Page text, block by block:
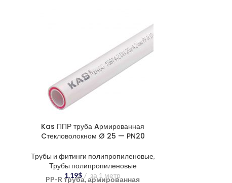
Kas ППР труба Aрмированная
Cтекловолокном Ø 25 — PN20
Трубы и фитинги полипропиленовые,
Трубы полипропиленовые
1.19$ за 1 метр
PP-R труба, армированная